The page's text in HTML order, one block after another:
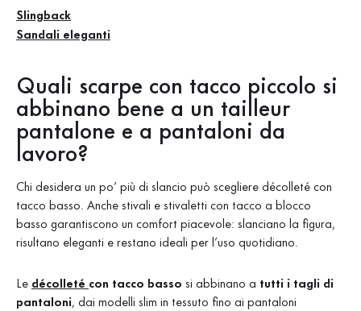
Slingback
Sandali eleganti
Quali scarpe con tacco piccolo si
abbinano bene a un tailleur
pantalone e a pantaloni da
lavoro?
Chi desidera un po’ più di slancio può scegliere décolleté con
tacco basso. Anche stivali e stivaletti con tacco a blocco
basso garantiscono un comfort piacevole: slanciano la figura,
risultano eleganti e restano ideali per l’uso quotidiano.
Le décolleté con tacco basso si abbinano a tutti i tagli di
pantaloni, dai modelli slim in tessuto fino ai pantaloni